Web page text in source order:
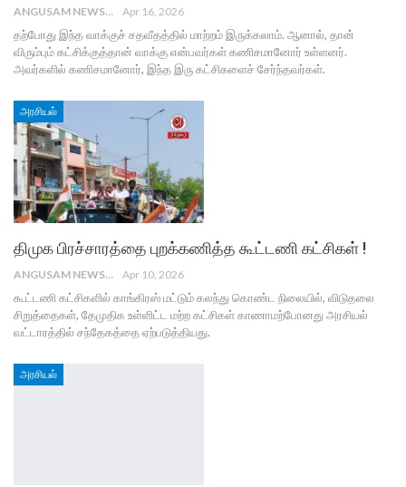
ANGUSAM NEWS Apr 16, 2026
தற்போது இந்த வாக்குச் சதவீதத்தில் மாற்றம் இருக்கலாம். ஆனால், தான்
விரும்பும் கட்சிக்குத்தான் வாக்கு என்பவர்கள் கணிசமானோர் உள்ளனர்.
அவர்களில் கணிசமானோர், இந்த இரு கட்சிகளைச் சேர்ந்தவர்கள்.
அரசியல்
திமுக பிரச்சாரத்தை புறக்கணித்த கூட்டணி கட்சிகள் !
ANGUSAM NEWS Apr 10, 2026
கூட்டணி கட்சிகளில் காங்கிரஸ் மட்டும் கலந்து கொண்ட நிலையில், விடுதலை
சிறுத்தைகள், தேமுதிக உள்ளிட்ட மற்ற கட்சிகள் காணாமற்போனது அரசியல்
வட்டாரத்தில் சந்தேகத்தை ஏற்படுத்தியது.
அரசியல்